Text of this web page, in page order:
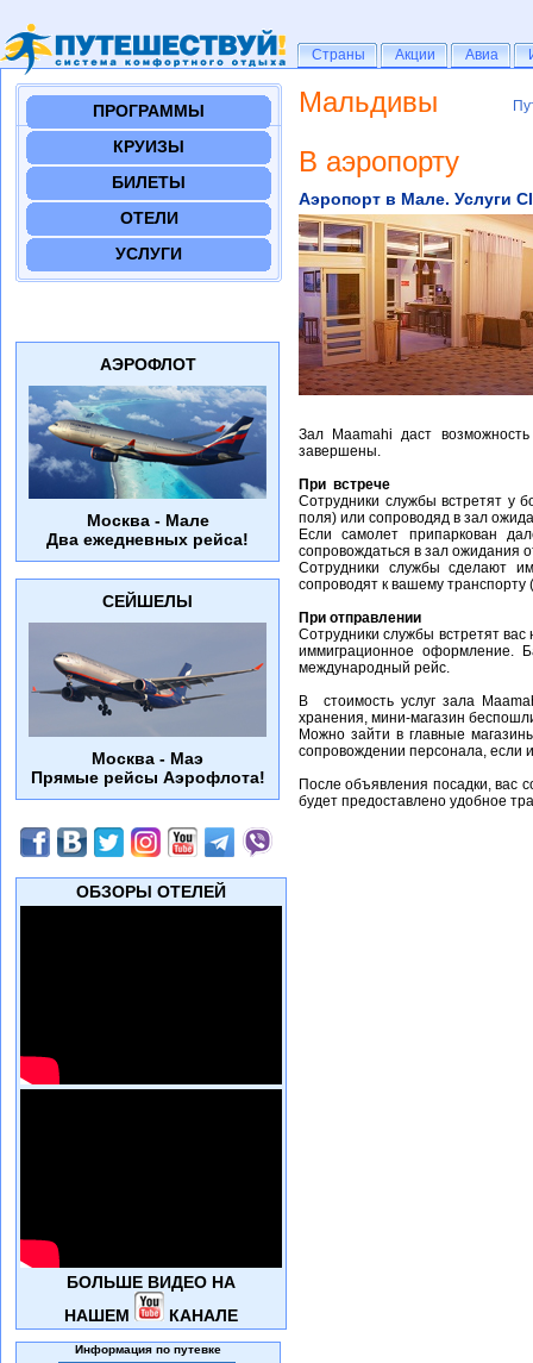
Мальдивы
В аэропорту
Аэропорт в Мале. Услуги
Зал Maamahi даст
завершены.
При встрече
Сотрудники службы встретят у
поля) или сопроводяд в зал
Если самолет припаркован
сопровождаться в зал ожидания
Сотрудники службы сделают
сопроводят к вашему
При отправлении
Сотрудники службы встретят
иммиграционное оформление.
международный рейс.
В стоимость услуг зала
хранения, мини-магазин
Можно зайти в главные
сопровождении персонала, если
После объявления посадки, вас
будет предоставлено удобное
ПРОГРАММЫ
КРУИЗЫ
БИЛЕТЫ
ОТЕЛИ
УСЛУГИ
АЭРОФЛОТ
Москва - Мале
Два ежедневных рейса!
СЕЙШЕЛЫ
Москва - Маэ
Прямые рейсы Аэрофлота!
ОБЗОРЫ ОТЕЛЕЙ
БОЛЬШЕ ВИДЕО НА
НАШЕМ
КАНАЛЕ
Информация по путевке
Страны
Страны Акции
Акции Авиа
Авиа